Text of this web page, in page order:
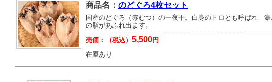
商品名： のどぐろ4枚セット
国産のどぐろ（赤むつ）の一夜干。白身のトロとも呼ばれ
の脂があふれ出ます。
売価：（税込） 5,500円
在庫あり